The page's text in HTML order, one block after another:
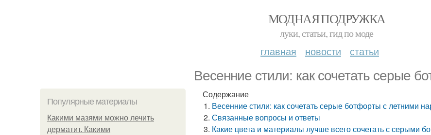
МОДНАЯ ПОДРУЖКА
луки, статьи, гид по моде
главная новости статьи
Весенние стили: как сочетать серые
Популярные материалы
Какими мазями можно лечить
дерматит. Какими
Содержание
Весенние стили: как сочетать серые ботфорты с летними
Связанные вопросы и ответы
Какие цвета и материалы лучше всего сочетать с серыми